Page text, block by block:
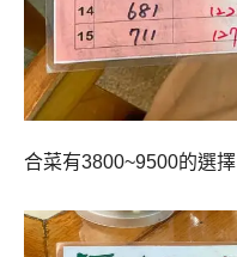
合菜有3800~9500的選擇